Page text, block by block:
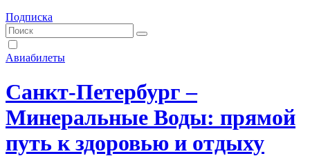
Подписка
Авиабилеты
Санкт-Петербург –
Минеральные Воды: прямой
путь к здоровью и отдыху